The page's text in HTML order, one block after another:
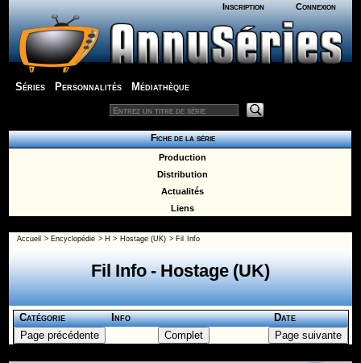
Inscription Connexion
Séries Personnalités Médiathèque
Fiche de la série
Production
Distribution
Actualités
Liens
Accueil > Encyclopédie > H > Hostage (UK) > Fil Info
Fil Info - Hostage (UK)
Catégorie Info Date